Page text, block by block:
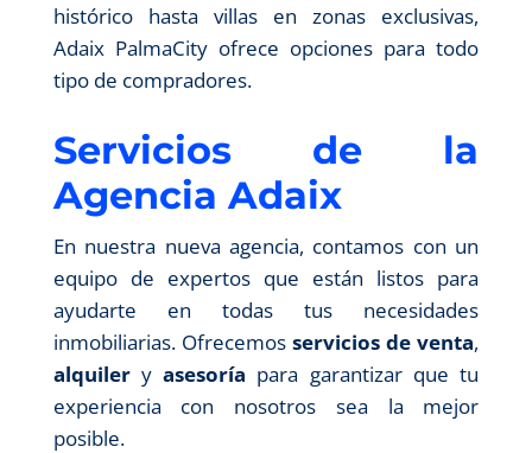
histórico hasta villas en zonas exclusivas,
Adaix PalmaCity ofrece opciones para todo
tipo de compradores.
Servicios de la
Agencia Adaix
En nuestra nueva agencia, contamos con un
equipo de expertos que están listos para
ayudarte en todas tus necesidades
inmobiliarias. Ofrecemos servicios de venta,
alquileryasesoría para garantizar que tu
experiencia con nosotros sea la mejor
posible.